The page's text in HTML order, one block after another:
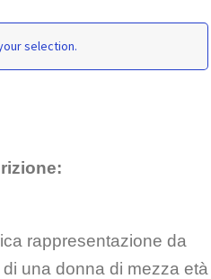
selection.
rappresentazione da
di una donna di mezza età